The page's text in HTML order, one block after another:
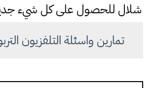
شلال للحصول على كل شيء
تمارين واسئلة التلفزيون